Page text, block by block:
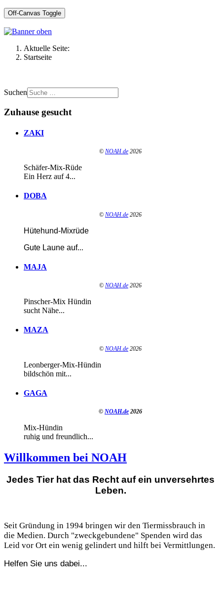
Off-Canvas Toggle
Aktuelle Seite:
Startseite
Suchen
Zuhause gesucht
ZAKI
© NOAH.de 2026
Schäfer-Mix-Rüde
Ein Herz auf 4...
DOBA
© NOAH.de 2026
Hütehund-Mixrüde
Gute Laune auf...
MAJA
© NOAH.de 2026
Pinscher-Mix Hündin
sucht Nähe...
MAZA
© NOAH.de 2026
Leonberger-Mix-Hündin
bildschön mit...
GAGA
© NOAH.de 2026
Mix-Hündin
ruhig und freundlich...
Willkommen bei NOAH
Jedes Tier hat das Recht auf ein unversehrtes
Leben.
Seit Gründung in 1994 bringen wir den Tiermissbrauch in
die Medien. Durch "zweckgebundene" Spenden wird das
Leid vor Ort ein wenig gelindert und hilft bei Vermittlungen.
Helfen Sie uns dabei...